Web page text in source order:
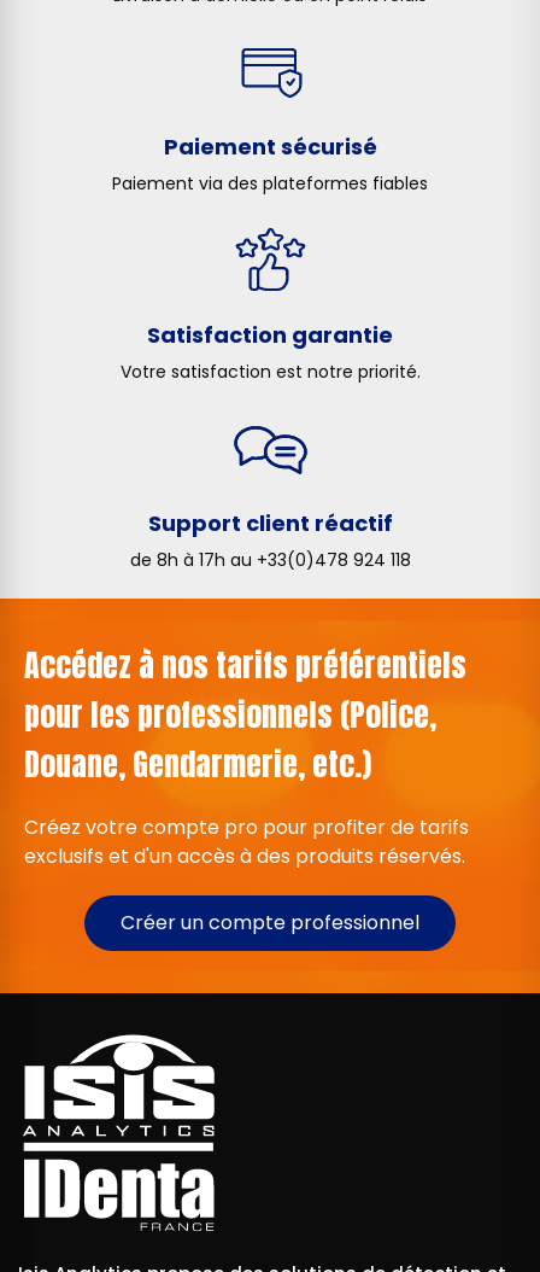
Paiement sécurisé
Paiement via des plateformes fiables
Satisfaction garantie
Votre satisfaction est notre priorité.
Support client réactif
de 8h à 17h au +33(0)478 924 118
Accédez à nos tarifs préférentiels
pour les professionnels (Police,
Douane, Gendarmerie, etc.)
Créez votre compte pro pour profiter de tarifs
exclusifs et d'un accès à des produits réservés.
Créer un compte professionnel